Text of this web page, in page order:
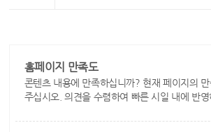
홈페이지 만족도
콘텐츠 내용에 만족하십니까? 현재 페이지의
주십시오. 의견을 수렴하여 빠른 시일 내에 반영